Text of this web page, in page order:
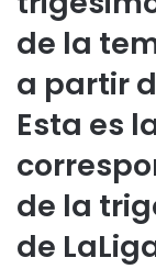
de la
a partir
Esta es
de la
de